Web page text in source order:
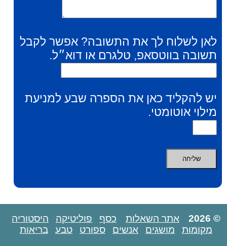
לאן לשלוח לך את התשובה? אפשר לקבל
תשובה בווטסאפ, טלגרם או דוא״ל.
יש להקליד כאן את הספרה שבע למניעת
מילוי אוטומטי.
© 2026 אתר השאלות כסף פוליטיקה
היסטוריה
מקומות
מושגים אנשים ספורט טבע בריאות